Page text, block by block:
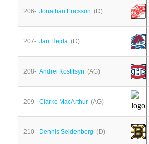
206- Jonathan Ericsson (D)
207- Jan Hejda (D)
208- Andrei Kostitsyn (AG)
209- Clarke MacArthur (AG)
210- Dennis Seidenberg (D)